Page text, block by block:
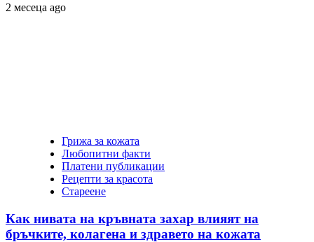
2 месеца ago
Грижа за кожата
Любопитни факти
Платени публикации
Рецепти за красота
Стареене
Как нивата на кръвната захар влияят на
бръчките, колагена и здравето на кожата